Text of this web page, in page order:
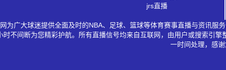
jrs直播
为广大球迷提供全面及时的NBA、足球、篮球等体育赛事直播与资讯服
时不间断为您精彩护航。所有直播信号均来自互联网，由用户或搜索引
一时间处理，感谢